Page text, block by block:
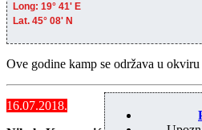
Long: 19° 41' E
Lat. 45° 08' N
Ove godine kamp se održava u okviru
16.07.2018.